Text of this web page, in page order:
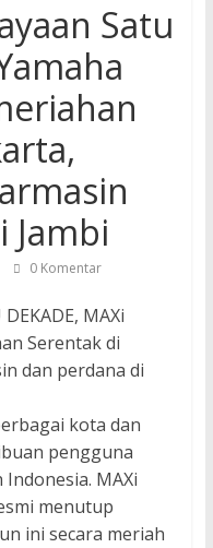
Satu
Jambi
0 Komentar
MAXi
Serentak di
dan perdana di
kota dan
pengguna
MAXi
menutup
ini secara meriah